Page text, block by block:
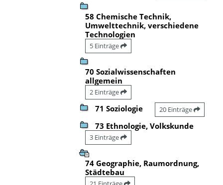
58 Chemische Technik,
Umwelttechnik, verschiedene
Technologien
5 Einträge
70 Sozialwissenschaften
allgemein
2 Einträge
71 Soziologie 20 Einträge
73 Ethnologie, Volkskunde
3 Einträge
74 Geographie, Raumordnung,
Städtebau